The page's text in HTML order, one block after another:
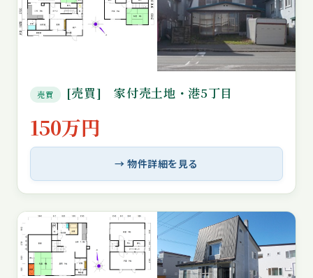
売買 [売買] 家付売土地・港5丁目
150万円
→ 物件詳細を見る